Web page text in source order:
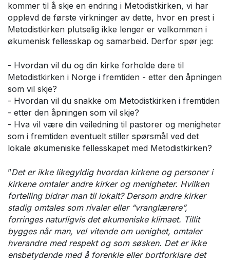
kommer til å skje en endring i Metodistkirken, vi har
opplevd de første virkninger av dette, hvor en prest i
Metodistkirken plutselig ikke lenger er velkommen i
økumenisk fellesskap og samarbeid. Derfor spør jeg:
- Hvordan vil du og din kirke forholde dere til
Metodistkirken i Norge i fremtiden - etter den åpningen
som vil skje?
- Hvordan vil du snakke om Metodistkirken i fremtiden
- etter den åpningen som vil skje?
- Hva vil være din veiledning til pastorer og menigheter
som i fremtiden eventuelt stiller spørsmål ved det
lokale økumeniske fellesskapet med Metodistkirken?
”Det er ikke likegyldig hvordan kirkene og personer i
kirkene omtaler andre kirker og menigheter. Hvilken
fortelling bidrar man til lokalt? Dersom andre kirker
stadig omtales som rivaler eller “vranglærere”,
forringes naturligvis det økumeniske klimaet. Tillit
bygges når man, vel vitende om uenighet, omtaler
hverandre med respekt og som søsken. Det er ikke
ensbetydende med å forenkle eller bortforklare det